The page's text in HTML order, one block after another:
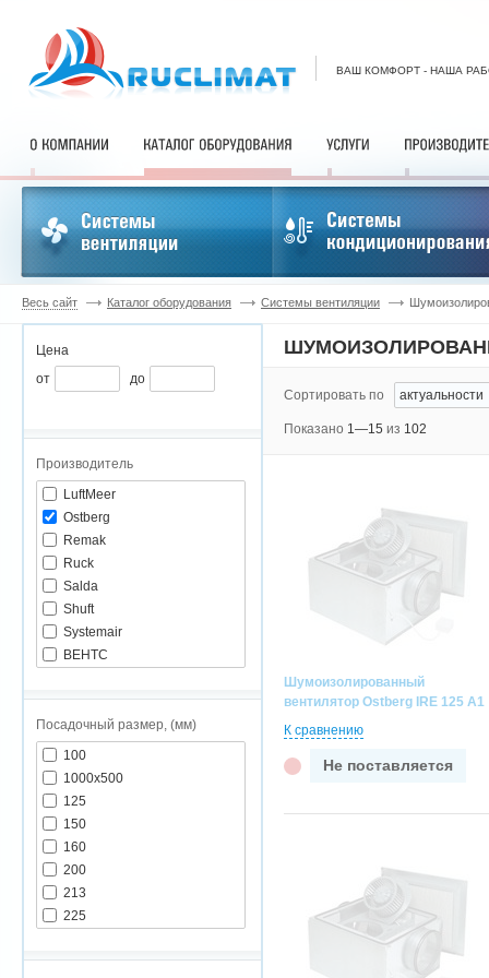
ВАШ КОМФОРТ - НАША
Весь сайт Каталог оборудования Системы вентиляции
Цена
от
до
Производитель
LuftMeer
Ostberg
Remak
Ruck
Salda
Shuft
Systemair
ВЕНТС
Посадочный размер, (мм)
100
1000х500
125
150
160
200
213
225
280
Сортировать по
Показано 1—15 из 102
Шумоизолированный
вентилятор Ostberg IRE 125 A1
К сравнению
Не поставляется